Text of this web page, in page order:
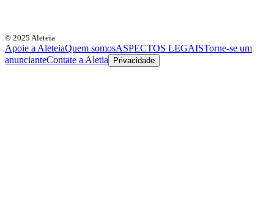
© 2025 Aleteia
Apoie a AleteiaQuem somosASPECTOS LEGAISTorne-se um
anuncianteContate a Aletia Privacidade